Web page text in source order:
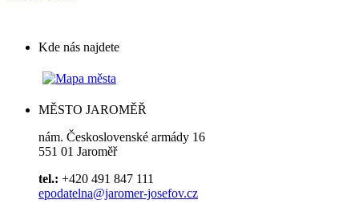
Kde nás najdete
MĚSTO JAROMĚŘ
nám. Československé armády 16
551 01 Jaroměř
tel.: +420 491 847 111
epodatelna@jaromer-josefov.cz